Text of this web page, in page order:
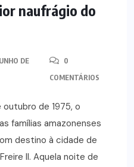
naufrágio do
DE
0
COMENTÁRIOS
outubro de 1975, o
famílias amazonenses
destino à cidade de
II. Aquela noite de